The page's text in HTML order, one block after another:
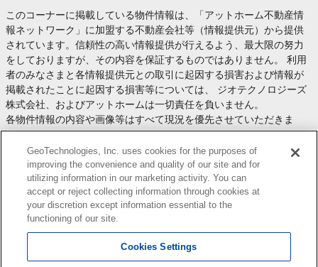
このコーナーに掲載している物件情報は、「アットホーム不動産情
報ネットワーク」に加盟する不動産会社等（情報提供元）から提供
されています。信頼性の高い情報提供が行えるよう、最大限の努力
をしておりますが、その内容を保証するものではありません。 利用
者のみなさまと各情報提供元との取引に起因する損害および情報が
掲載されたことに起因する損害等については、 ジオテクノロジーズ
株式会社、およびアットホームは一切責任を負いません。
各物件情報の内容や画像等はすべて現況を優先させていただきま
す。
お取引等（お取引の準備、資金調達等を含みます）の際には、内容
や契約条件等について、 各情報提供元より十分な説明を受け、ご自
身でご確認の上、判断してください。
このコーナーへの物件情報のご掲載、その他不動産業務ソリューシ
ョン等についての不動産会社様のお問合せはこちら
します。
GeoTechnologies, Inc. uses cookies for the purposes of
improving the convenience and quality of our site and for
utilizing information in our marketing activity. You can
accept or reject collecting information through cookies at
your discretion except information essential to the
functioning of our site.
Cookies Settings